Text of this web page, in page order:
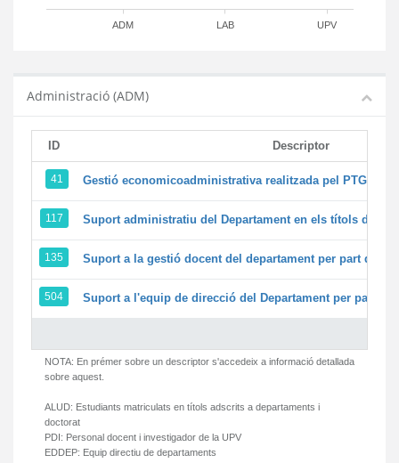
ADM LAB UPV
Administració (ADM)
ID Descriptor
41 Gestió economicoadministrativa realitzada pel PTGAS
117 Suport administratiu del Departament en els títols de
135 Suport a la gestió docent del departament per part del
504 Suport a l'equip de direcció del Departament per part del
NOTA: En prémer sobre un descriptor s'accedeix a informació detallada
sobre aquest.
ALUD: Estudiants matriculats en títols adscrits a departaments i
doctorat
PDI: Personal docent i investigador de la UPV
EDDEP: Equip directiu de departaments